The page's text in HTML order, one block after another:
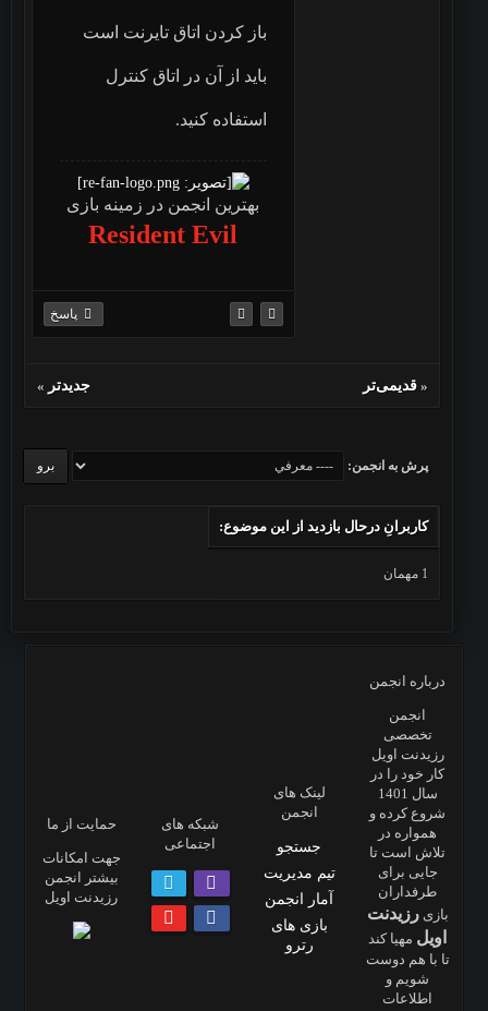
باز کردن اتاق تایرنت است
باید از آن در اتاق کنترل
استفاده کنید.
بهترین انجمن در زمینه بازی
Resident Evil
پاسخ
«قدیمی‌تر جدیدتر »
پرش به انجمن:
کاربرانِ درحال بازدید از این موضوع:
1 مهمان
درباره انجمن
انجمن
تخصصی
رزیدنت اویل
کار خود را در
سال 1401
شروع کرده و
همواره در
تلاش است تا
جایی برای
طرفداران
بازیرزیدنت
اویل مهیا کند
تا با هم دوست
شویم و
اطلاعات
لینک های
انجمن
جستجو
تیم مدیریت
آمار انجمن
بازی های
رترو
شبکه های
اجتماعی
حمایت از ما
جهت امکانات
بیشتر انجمن
رزیدنت اویل